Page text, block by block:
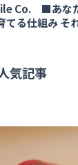
Co. ■あな
てる仕組み そ
気記事